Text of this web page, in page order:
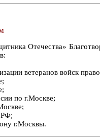
Отечества»
ветеранов войск
по г.Москве;
г.Москвы.